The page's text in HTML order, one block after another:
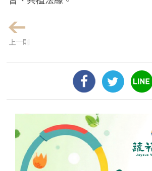
上一則